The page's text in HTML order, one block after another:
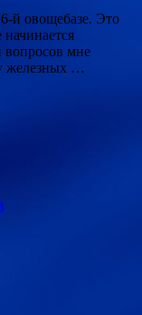
й овощебазе. Это
вопросов мне
железных …